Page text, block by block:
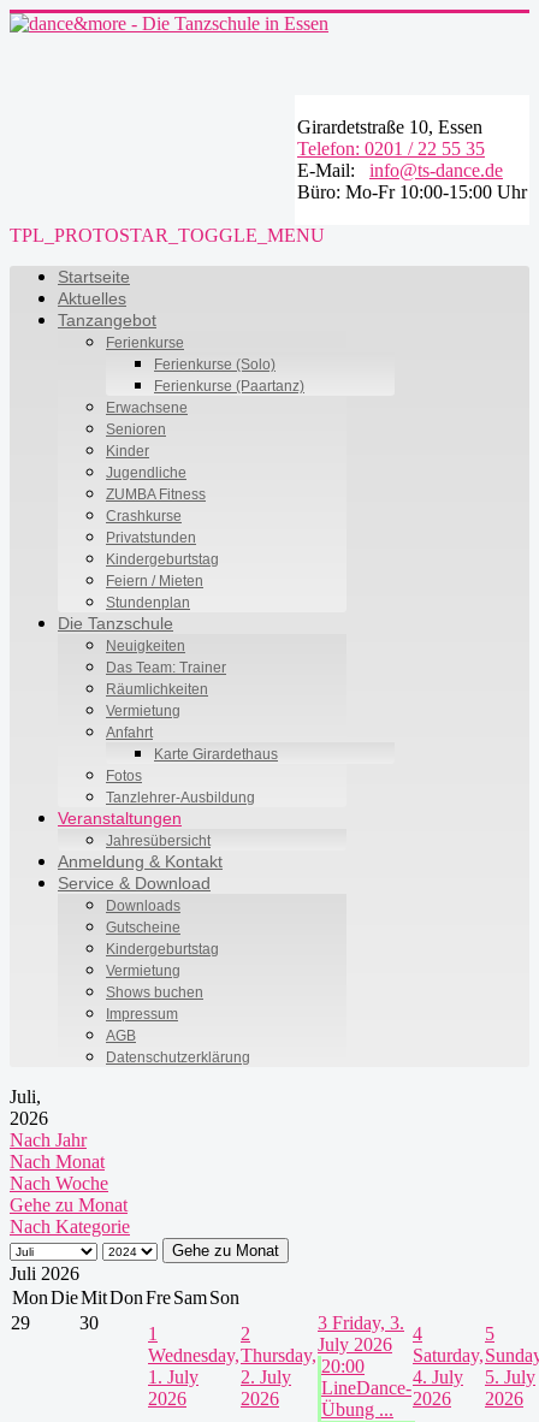
Girardetstraße 10, Essen
Telefon: 0201 / 22 55 35
E-Mail: info@ts-dance.de
Büro: Mo-Fr 10:00-15:00 Uhr
TPL_PROTOSTAR_TOGGLE_MENU
Startseite
Aktuelles
Tanzangebot
Ferienkurse
Ferienkurse (Solo)
Ferienkurse (Paartanz)
Erwachsene
Senioren
Kinder
Jugendliche
ZUMBA Fitness
Crashkurse
Privatstunden
Kindergeburtstag
Feiern / Mieten
Stundenplan
Die Tanzschule
Neuigkeiten
Das Team: Trainer
Räumlichkeiten
Vermietung
Anfahrt
Karte Girardethaus
Fotos
Tanzlehrer-Ausbildung
Veranstaltungen
Jahresübersicht
Anmeldung & Kontakt
Service & Download
Downloads
Gutscheine
Kindergeburtstag
Vermietung
Shows buchen
Impressum
AGB
Datenschutzerklärung
Juli,
2026
Nach Jahr
Nach Monat
Nach Woche
Gehe zu Monat
Nach Kategorie
Gehe zu Monat
Juli 2026
MonDieMitDonFreSamSon
29
30
1
Wednesday,
1. July
2026
2
Thursday,
2. July
2026
3 Friday, 3.
July 2026
20:00
LineDance-
Übung ...
4
Saturday,
4. July
2026
5
5. July
2026